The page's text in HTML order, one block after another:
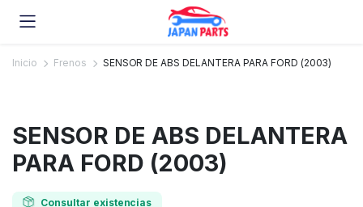
Inicio Frenos SENSOR DE ABS DELANTERA PARA FORD (2003)
SENSOR DE ABS DELANTERA
PARA FORD (2003)
Consultar existencias